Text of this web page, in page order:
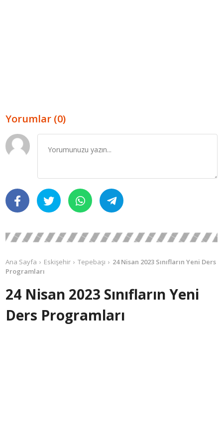
Yorumlar (0)
Ana Sayfa Eskişehir Tepebaşı
24 Nisan 2023 Sınıfların Yeni Ders
Programları
24 Nisan 2023 Sınıfların Yeni
Ders Programları